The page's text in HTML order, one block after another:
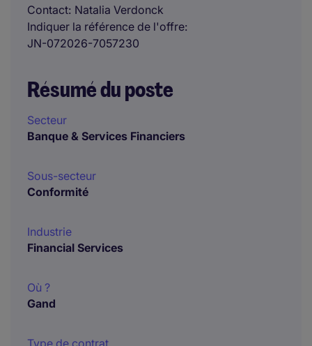
Contact Natalia Verdonck
Indiquer la référence de l'offre
JN-072026-7057230
Résumé du poste
Secteur
Banque & Services Financiers
Sous-secteur
Conformité
Industrie
Financial Services
Où ?
Gand
Type de contrat